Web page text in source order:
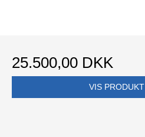
25.500,00 DKK
VIS PRODUKT